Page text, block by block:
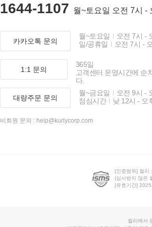
1644-1107 월~토요일 오전 7시 -
카카오톡 문의
월~토요일
오전 7시 -
일/공휴일
오전 7시 -
1:1 문의
365일
고객센터 운영시간에 순
다.
대량주문 문의
월~금요일
오전 9시 -
점심시간
낮 12시 - 오
비회원 문의 : help@kurlycorp.com
[인증범위] 컬리
(심사받지 않은
[유효기간]
컬리에서